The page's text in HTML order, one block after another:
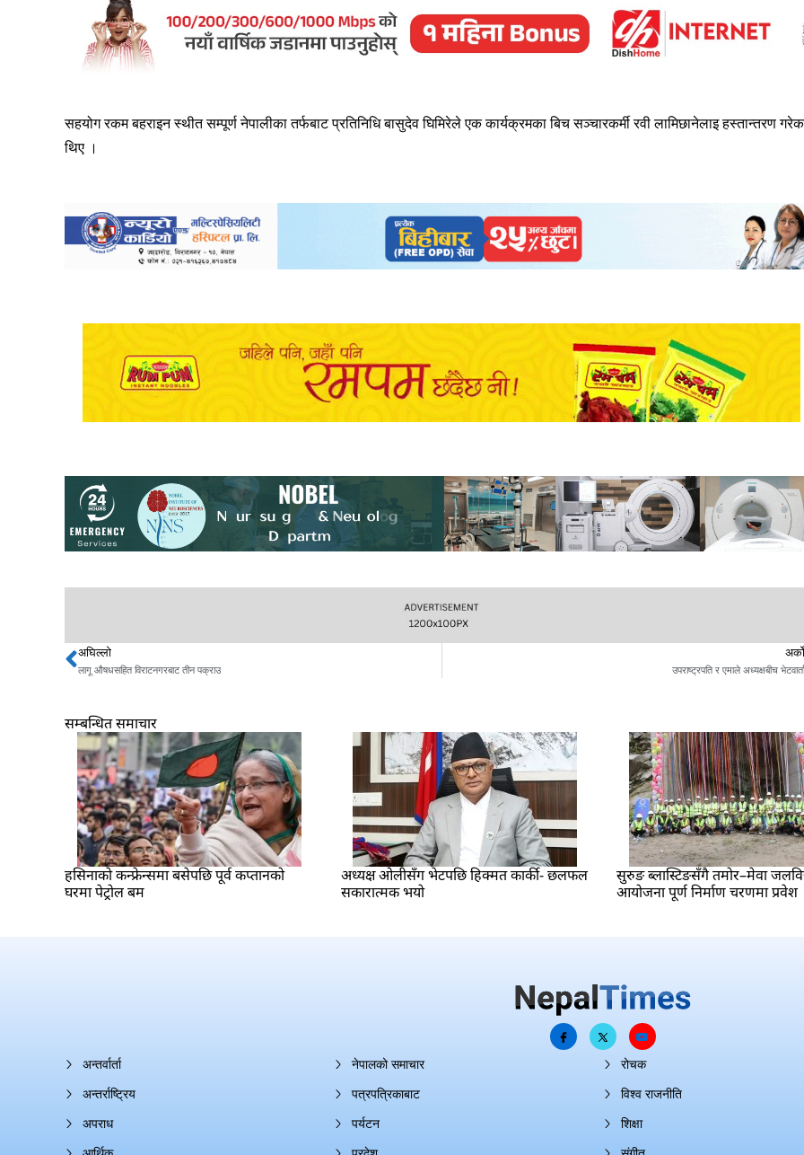
सहयोग रकम बहराइन स्थीत सम्पूर्ण नेपालीका तर्फबाट प्रतिनिधि बासुदेव घिमिरेले एक कार्यक्रमका बिच सञ्चारकर्मी रवी लामिछानेलाइ हस्तान्तरण
थिए ।
Prev
अघिल्लो
लागू औषधसहित विराटनगरबाट तीन पक्राउ
अर्को
उपराष्ट्रपति र एमाले अध्यक्षबीच भेटवार्ता
सम्बन्धित समाचार
हसिनाको कन्फ्रेन्समा बसेपछि पूर्व कप्तानको
घरमा पेट्रोल बम
अध्यक्ष ओलीसँग भेटपछि हिक्मत कार्की- छलफल
सकारात्मक भयो
सुरुङ ब्लास्टिङसँगै तमोर–मेवा
आयोजना पूर्ण निर्माण चरणमा प्रवेश
अन्तर्वार्ता
अन्तर्राष्ट्रिय
अपराध
नेपालको समाचार
पत्रपत्रिकाबाट
पर्यटन
रोचक
विश्व राजनीति
शिक्षा